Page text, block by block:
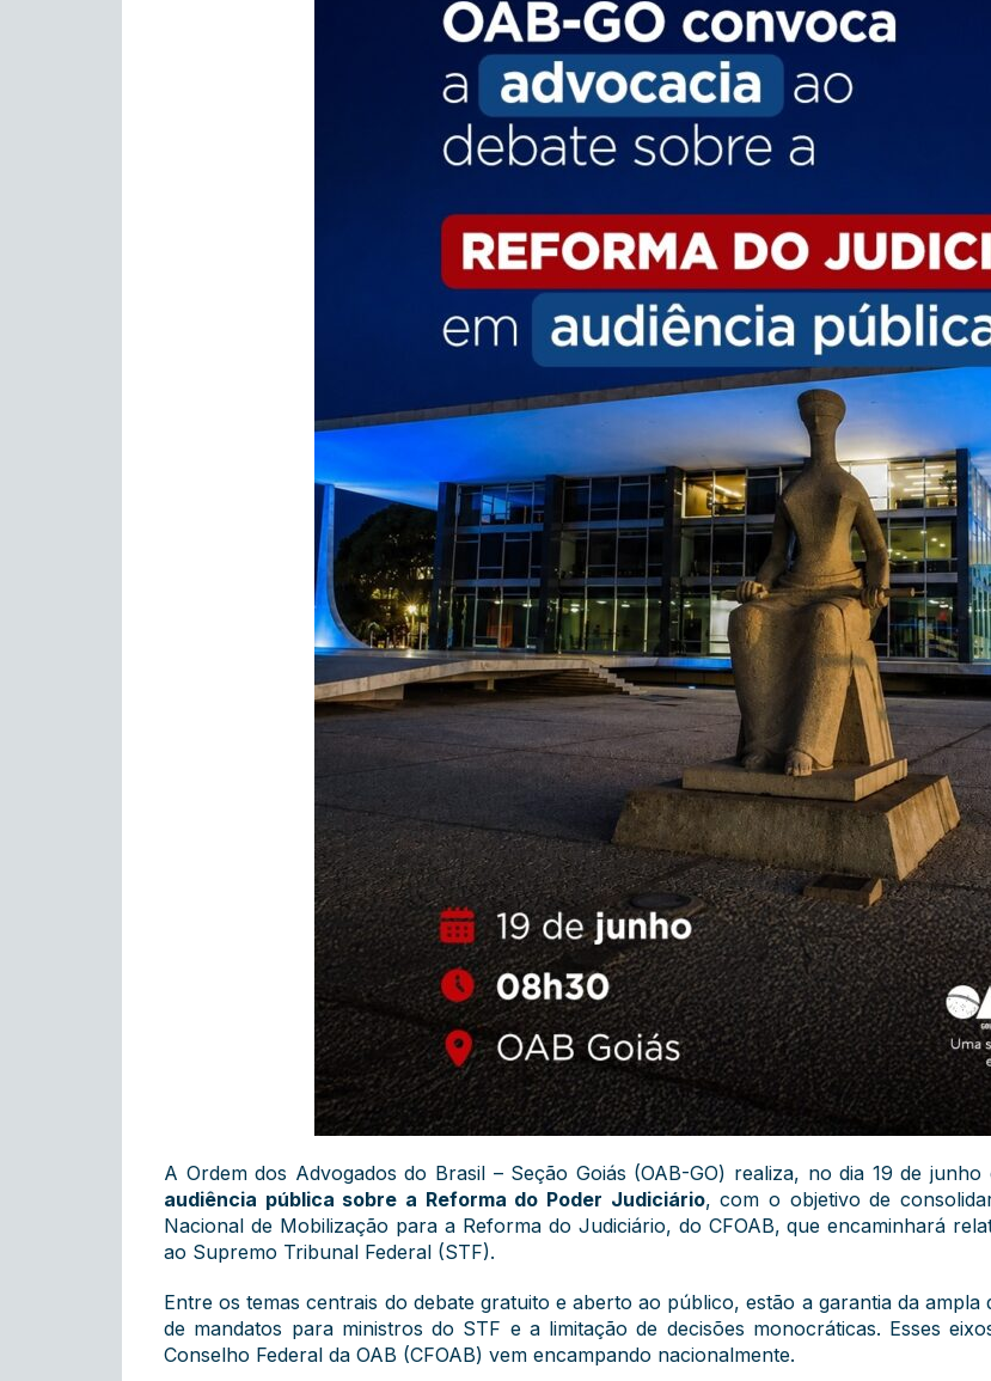
A Ordem dos Advogados do Brasil – Seção Goiás (OAB-GO) realiza, no dia 19 de
audiência pública sobre a Reforma do Poder Judiciário, com o objetivo de
Nacional de Mobilização para a Reforma do Judiciário, do CFOAB, que encaminhará
ao Supremo Tribunal Federal (STF).
Entre os temas centrais do debate gratuito e aberto ao público, estão a garantia da
de mandatos para ministros do STF e a limitação de decisões monocráticas. Esses
Conselho Federal da OAB (CFOAB) vem encampando nacionalmente.